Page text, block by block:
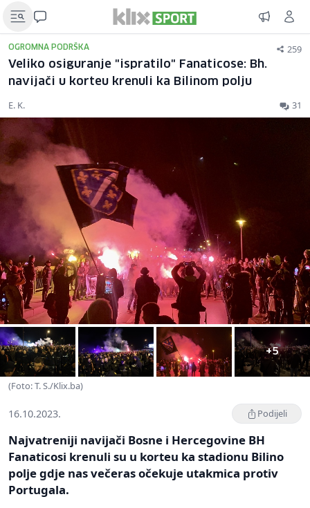
OGROMNA PODRŠKA 259
Veliko osiguranje "ispratilo" Fanaticose: Bh.
navijači u korteu krenuli ka Bilinom polju
E. K. 31
+5
(Foto: T. S./Klix.ba)
16.10.2023. Podijeli
Najvatreniji navijači Bosne i Hercegovine BH
Fanaticosi krenuli su u korteu ka stadionu Bilino
polje gdje nas večeras očekuje utakmica protiv
Portugala.